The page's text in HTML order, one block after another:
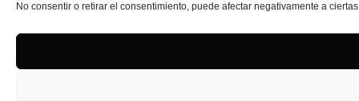
No consentir o retirar el consentimiento, puede afectar negativamente a